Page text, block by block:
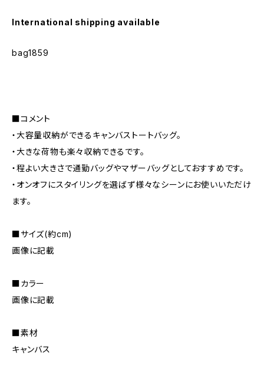
International shipping available
bag1859
■コメント
・大容量収納ができるキャンバストートバッグ。
・大きな荷物も楽々収納できるです。
・程よい大きさで通勤バッグやマザーバッグとしておすすめです。
・オンオフにスタイリングを選ばず様々なシーンにお使いいただけ
ます。
■サイズ(約cm)
画像に記載
■カラー
画像に記載
■素材
キャンバス